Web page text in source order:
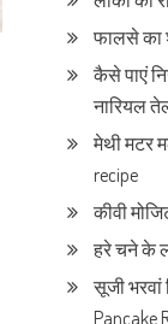
फालसे का
कैसे पाएं
नारियल
मेथी मटर
recipe
कीवी
हरे चने के
सूजी भरवां
Pancake